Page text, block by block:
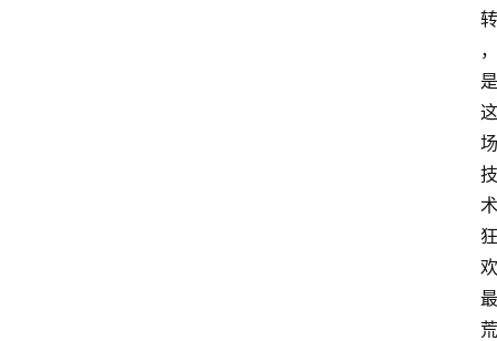
转
，
是
这
场
技
术
狂
欢
最
荒